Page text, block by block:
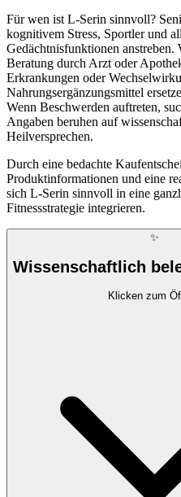
Für wen ist L-Serin sinnvoll?
kognitivem Stress, Sportler und
Gedächtnisfunktionen
Beratung durch Arzt oder
Erkrankungen oder
Nahrungsergänzungsmittel
Wenn Beschwerden auftreten,
Angaben beruhen auf
Heilversprechen.
Durch eine bedachte
Produktinformationen und eine
sich L-Serin sinnvoll in eine
Fitnessstrategie integrieren.
✨
Wissenschaftlich
Klicken zum